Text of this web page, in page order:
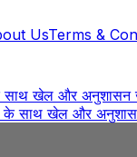
UsTerms &
के साथ खेल और अनुशासन